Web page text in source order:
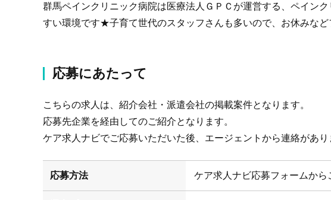
群馬ペインクリニック病院は医療法人ＧＰＣが運営する、ペイン
すい環境です★子育て世代のスタッフさんも多いので、お休みな
応募にあたって
こちらの求人は、紹介会社・派遣会社の掲載案件となります。
応募先企業を経由してのご紹介となります。
ケア求人ナビでご応募いただいた後、エージェントから連絡があ
応募方法 ケア求人ナビ応募フォームから